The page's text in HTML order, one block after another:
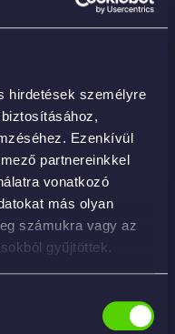
hirdetések személyre
Ezenkívül
partnereinkkel
vonatkozó
más olyan
számukra vagy az
gyűjtöttek.